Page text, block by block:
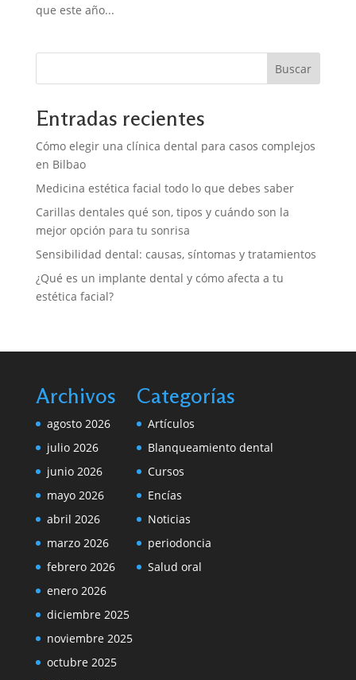
que este año...
Buscar
Entradas recientes
Cómo elegir una clínica dental para casos complejos
en Bilbao
Medicina estética facial todo lo que debes saber
Carillas dentales qué son, tipos y cuándo son la
mejor opción para tu sonrisa
Sensibilidad dental: causas, síntomas y tratamientos
¿Qué es un implante dental y cómo afecta a tu
estética facial?
Archivos
agosto 2026
julio 2026
junio 2026
mayo 2026
abril 2026
marzo 2026
febrero 2026
enero 2026
diciembre 2025
noviembre 2025
octubre 2025
Categorías
Artículos
Blanqueamiento dental
Cursos
Encías
Noticias
periodoncia
Salud oral